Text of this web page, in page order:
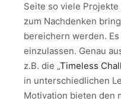
Seite so viele
zum Nachdenken
bereichern werden.
einzulassen. Genau
z.B. die „Timeless
in unterschiedlichen
Motivation bieten den